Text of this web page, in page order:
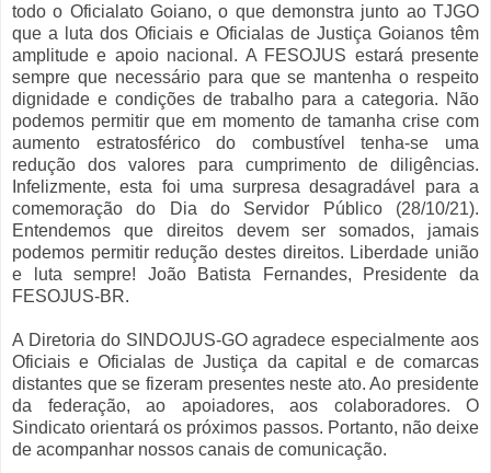
todo o Oficialato Goiano, o que demonstra junto ao TJGO
que a luta dos Oficiais e Oficialas de Justiça Goianos têm
amplitude e apoio nacional. A FESOJUS estará presente
sempre que necessário para que se mantenha o respeito
dignidade e condições de trabalho para a categoria. Não
podemos permitir que em momento de tamanha crise com
aumento estratosférico do combustível tenha-se uma
redução dos valores para cumprimento de diligências.
Infelizmente, esta foi uma surpresa desagradável para a
comemoração do Dia do Servidor Público (28/10/21).
Entendemos que direitos devem ser somados, jamais
podemos permitir redução destes direitos. Liberdade união
e luta sempre! João Batista Fernandes, Presidente da
FESOJUS-BR.
A Diretoria do SINDOJUS-GO agradece especialmente aos
Oficiais e Oficialas de Justiça da capital e de comarcas
distantes que se fizeram presentes neste ato. Ao presidente
da federação, ao apoiadores, aos colaboradores. O
Sindicato orientará os próximos passos. Portanto, não deixe
de acompanhar nossos canais de comunicação.